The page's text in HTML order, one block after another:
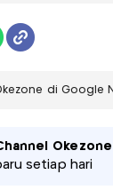
di Google
Okezone
setiap hari